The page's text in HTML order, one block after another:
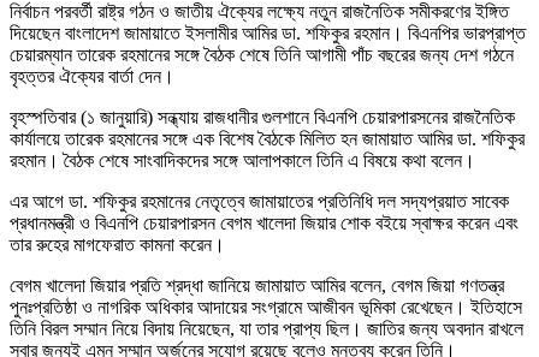
নির্বাচন পরবর্তী রাষ্ট্র গঠন ও জাতীয় ঐক্যের লক্ষ্যে নতুন রাজনৈতিক সমীকরণের ইঙ্গিত
দিয়েছেন বাংলাদেশ জামায়াতে ইসলামীর আমির ডা. শফিকুর রহমান। বিএনপির ভারপ্রাপ্ত
চেয়ারম্যান তারেক রহমানের সঙ্গে বৈঠক শেষে তিনি আগামী পাঁচ বছরের জন্য দেশ গঠনে
বৃহত্তর ঐক্যের বার্তা দেন।
বৃহস্পতিবার (১ জানুয়ারি) সন্ধ্যায় রাজধানীর গুলশানে বিএনপি চেয়ারপারসনের রাজনৈতিক
কার্যালয়ে তারেক রহমানের সঙ্গে এক বিশেষ বৈঠকে মিলিত হন জামায়াত আমির ডা. শফিকুর
রহমান। বৈঠক শেষে সাংবাদিকদের সঙ্গে আলাপকালে তিনি এ বিষয়ে কথা বলেন।
এর আগে ডা. শফিকুর রহমানের নেতৃত্বে জামায়াতের প্রতিনিধি দল সদ্যপ্রয়াত সাবেক
প্রধানমন্ত্রী ও বিএনপি চেয়ারপারসন বেগম খালেদা জিয়ার শোক বইয়ে স্বাক্ষর করেন এবং
তার রুহের মাগফেরাত কামনা করেন।
বেগম খালেদা জিয়ার প্রতি শ্রদ্ধা জানিয়ে জামায়াত আমির বলেন, বেগম জিয়া গণতন্ত্র
পুনঃপ্রতিষ্ঠা ও নাগরিক অধিকার আদায়ের সংগ্রামে আজীবন ভূমিকা রেখেছেন। ইতিহাসে
তিনি বিরল সম্মান নিয়ে বিদায় নিয়েছেন, যা তার প্রাপ্য ছিল। জাতির জন্য অবদান রাখলে
সবার জন্যই এমন সম্মান অর্জনের সুযোগ রয়েছে বলেও মন্তব্য করেন তিনি।